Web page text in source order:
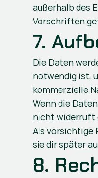
außerhalb des
Vorschriften
7.
Die Daten
notwendig ist,
kommerzielle
Wenn die
nicht widerruft
Als vorsichtige
sie dir später
8.